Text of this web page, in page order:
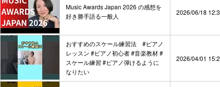
Music Awards Japan 2026 の感想を
好き勝手語る一般人
2026/06/18
おすすめのスケール練習法 #ピアノ
レッスン #ピアノ初心者 #音楽教材 #
スケール練習 #ピアノ弾けるように
なりたい
2026/04/01